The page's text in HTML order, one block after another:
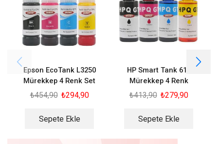
Epson EcoTank L3250
Mürekkep 4 Renk Set
₺454,90 ₺294,90
Sepete Ekle
HP Smart Tank 615
Mürekkep 4 Renk
₺413,90 ₺279,90
Sepete Ekle